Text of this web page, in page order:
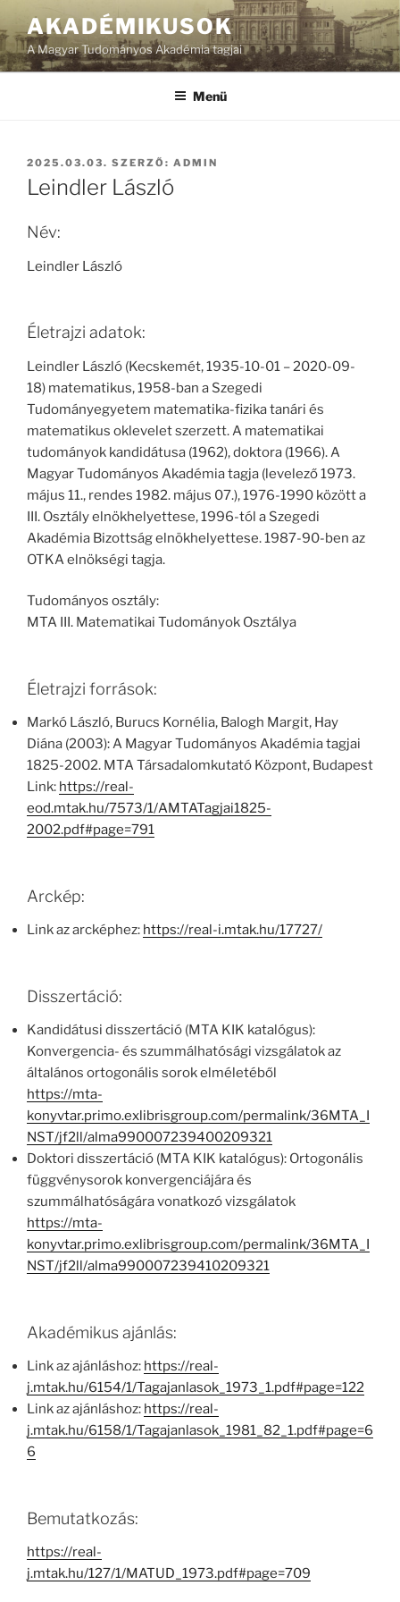
AKADÉMIKUSOK
A Magyar Tudományos Akadémia tagjai
Menü
BEKÜLDVE:
2025.03.03. SZERZŐ: ADMIN
Leindler László
Név:
Leindler László
Életrajzi adatok:
Leindler László (Kecskemét, 1935-10-01 – 2020-09-
18) matematikus, 1958-ban a Szegedi
Tudományegyetem matematika-fizika tanári és
matematikus oklevelet szerzett. A matematikai
tudományok kandidátusa (1962), doktora (1966). A
Magyar Tudományos Akadémia tagja (levelező 1973.
május 11., rendes 1982. május 07.), 1976-1990 között a
III. Osztály elnökhelyettese, 1996-tól a Szegedi
Akadémia Bizottság elnökhelyettese. 1987-90-ben az
OTKA elnökségi tagja.
Tudományos osztály:
MTA III. Matematikai Tudományok Osztálya
Életrajzi források:
Markó László, Burucs Kornélia, Balogh Margit, Hay
Diána (2003): A Magyar Tudományos Akadémia tagjai
1825-2002. MTA Társadalomkutató Központ, Budapest
Link: https://real-
eod.mtak.hu/7573/1/AMTATagjai1825-
2002.pdf#page=791
Arckép:
Link az arcképhez: https://real-i.mtak.hu/17727/
Disszertáció:
Kandidátusi disszertáció (MTA KIK katalógus):
Konvergencia- és szummálhatósági vizsgálatok az
általános ortogonális sorok elméletéből
https://mta-
konyvtar.primo.exlibrisgroup.com/permalink/36MTA_I
NST/jf2ll/alma990007239400209321
Doktori disszertáció (MTA KIK katalógus): Ortogonális
függvénysorok konvergenciájára és
szummálhatóságára vonatkozó vizsgálatok
https://mta-
konyvtar.primo.exlibrisgroup.com/permalink/36MTA_I
NST/jf2ll/alma990007239410209321
Akadémikus ajánlás:
Link az ajánláshoz: https://real-
j.mtak.hu/6154/1/Tagajanlasok_1973_1.pdf#page=122
Link az ajánláshoz: https://real-
j.mtak.hu/6158/1/Tagajanlasok_1981_82_1.pdf#page=6
6
Bemutatkozás:
https://real-
j.mtak.hu/127/1/MATUD_1973.pdf#page=709